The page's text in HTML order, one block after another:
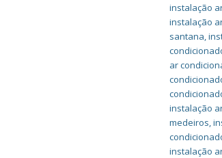
instalação
instalação
santana,
ar
instalação
medeiros,
instalação